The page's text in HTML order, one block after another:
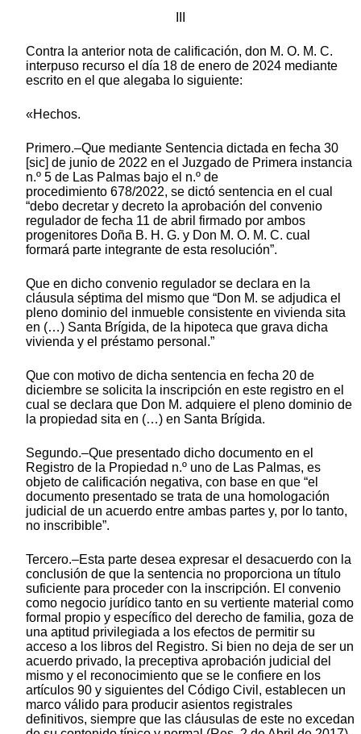
Contra la anterior nota de calificación, don M. O. M. C.
interpuso recurso el día 18 de enero de 2024 mediante
escrito en el que alegaba lo siguiente:
«Hechos.
Primero.–Que mediante Sentencia dictada en fecha 30
[sic] de junio de 2022 en el Juzgado de Primera instancia
n.º 5 de Las Palmas bajo el n.º de
procedimiento 678/2022, se dictó sentencia en el cual
“debo decretar y decreto la aprobación del convenio
regulador de fecha 11 de abril firmado por ambos
progenitores Doña B. H. G. y Don M. O. M. C. cual
formará parte integrante de esta resolución”.
Que en dicho convenio regulador se declara en la
cláusula séptima del mismo que “Don M. se adjudica el
pleno dominio del inmueble consistente en vivienda sita
en (…) Santa Brígida, de la hipoteca que grava dicha
vivienda y el préstamo personal.”
Que con motivo de dicha sentencia en fecha 20 de
diciembre se solicita la inscripción en este registro en el
cual se declara que Don M. adquiere el pleno dominio de
la propiedad sita en (…) en Santa Brígida.
Segundo.–Que presentado dicho documento en el
Registro de la Propiedad n.º uno de Las Palmas, es
objeto de calificación negativa, con base en que “el
documento presentado se trata de una homologación
judicial de un acuerdo entre ambas partes y, por lo tanto,
no inscribible”.
Tercero.–Esta parte desea expresar el desacuerdo con la
conclusión de que la sentencia no proporciona un título
suficiente para proceder con la inscripción. El convenio
como negocio jurídico tanto en su vertiente material como
formal propio y específico del derecho de familia, goza de
una aptitud privilegiada a los efectos de permitir su
acceso a los libros del Registro. Si bien no deja de ser un
acuerdo privado, la preceptiva aprobación judicial del
mismo y el reconocimiento que se le confiere en los
artículos 90 y siguientes del Código Civil, establecen un
marco válido para producir asientos registrales
definitivos, siempre que las cláusulas de este no excedan